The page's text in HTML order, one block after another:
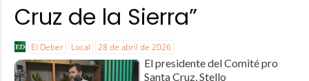
Cruz de la Sierra”
El Deber Local 28 de abril de 2026
El presidente del Comité pro
Santa Cruz, Stello